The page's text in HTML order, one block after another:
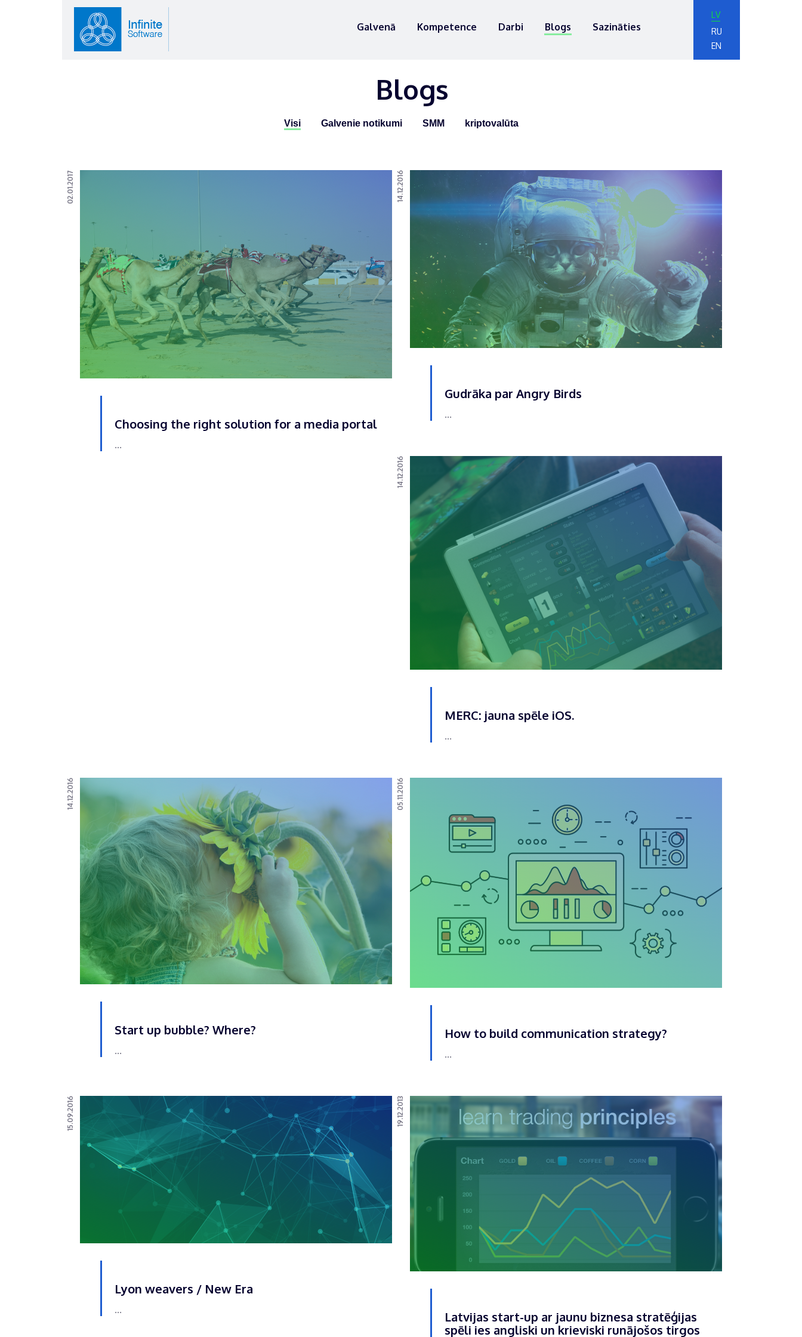
Galvenā Kompetence Darbi Blogs Sazināties
LV
RU
EN
Blogs
Visi Galvenie notikumi SMM kriptovalūta
02.01.2017
Choosing the right solution for a media portal
...
14.12.2016
Gudrāka par Angry Birds
...
14.12.2016
MERC: jauna spēle iOS.
...
14.12.2016
Start up bubble? Where?
...
05.11.2016
How to build communication strategy?
...
15.09.2016
Lyon weavers / New Era
...
19.12.2013
Latvijas start-up ar jaunu biznesa stratēģijas
spēli ies angliski un krieviski runājošos tirgos